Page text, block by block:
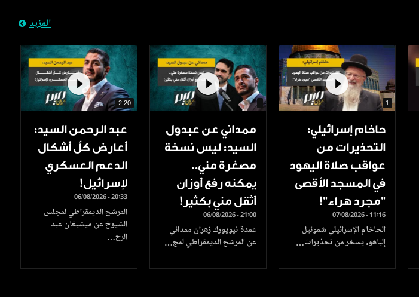
المزيد
1
حاخام إسرائيلي:
التحذيرات من
عواقب صلاة اليهود
في المسجد الأقصى
"مجرد هراء"!
07/08/2026 - 11:16
الحاخام الإسرائيلي شموئيل
إلياهو، يسخر من تحذيرات…
ممداني عن عبدول
السيد: ليس نسخة
مصغرة مني..
يمكنه رفع أوزان
أثقل مني بكثير!
06/08/2026 - 21:00
عمدة نيويورك زهران ممداني
عن المرشح الديمقراطي لمج…
2.20
عبد الرحمن السيد:
أعارض كلّ أشكال
الدعم العسكري
لإسرائيل!
06/08/2026 - 20:33
المرشح الديمقراطي لمجلس
الشيوخ عن ميشيغان عبد
الرح…